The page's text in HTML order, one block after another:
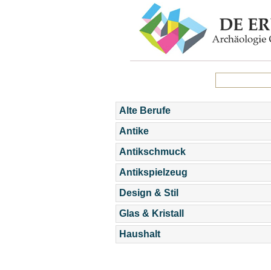
Alte Berufe
Antike
Antikschmuck
Antikspielzeug
Design & Stil
Glas & Kristall
Haushalt